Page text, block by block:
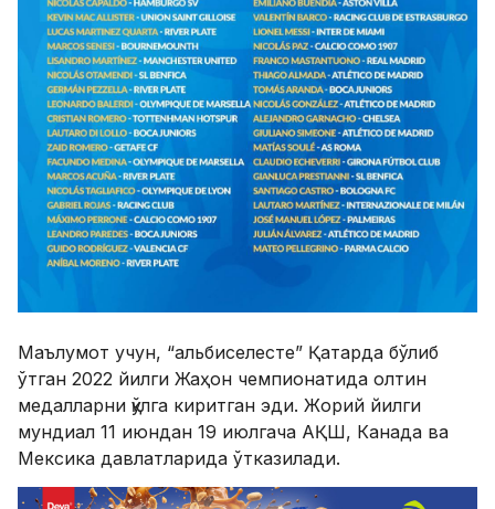
Маълумот учун, “альбиселесте” Қатарда бўлиб
ўтган 2022 йилги Жаҳон чемпионатида олтин
медалларни қўлга киритган эди. Жорий йилги
мундиал 11 июндан 19 июлгача АҚШ, Канада ва
Мексика давлатларида ўтказилади.